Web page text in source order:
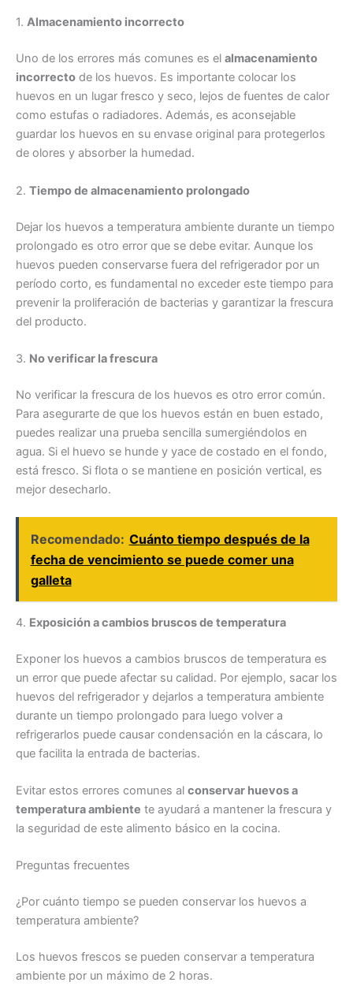
1. Almacenamiento incorrecto
Uno de los errores más comunes es el almacenamiento
incorrecto de los huevos. Es importante colocar los
huevos en un lugar fresco y seco, lejos de fuentes de calor
como estufas o radiadores. Además, es aconsejable
guardar los huevos en su envase original para protegerlos
de olores y absorber la humedad.
2. Tiempo de almacenamiento prolongado
Dejar los huevos a temperatura ambiente durante un tiempo
prolongado es otro error que se debe evitar. Aunque los
huevos pueden conservarse fuera del refrigerador por un
período corto, es fundamental no exceder este tiempo para
prevenir la proliferación de bacterias y garantizar la frescura
del producto.
3. No verificar la frescura
No verificar la frescura de los huevos es otro error común.
Para asegurarte de que los huevos están en buen estado,
puedes realizar una prueba sencilla sumergiéndolos en
agua. Si el huevo se hunde y yace de costado en el fondo,
está fresco. Si flota o se mantiene en posición vertical, es
mejor desecharlo.
Recomendado: Cuánto tiempo después de la
fecha de vencimiento se puede comer una
galleta
4. Exposición a cambios bruscos de temperatura
Exponer los huevos a cambios bruscos de temperatura es
un error que puede afectar su calidad. Por ejemplo, sacar los
huevos del refrigerador y dejarlos a temperatura ambiente
durante un tiempo prolongado para luego volver a
refrigerarlos puede causar condensación en la cáscara, lo
que facilita la entrada de bacterias.
Evitar estos errores comunes al conservar huevos a
temperatura ambiente te ayudará a mantener la frescura y
la seguridad de este alimento básico en la cocina.
Preguntas frecuentes
¿Por cuánto tiempo se pueden conservar los huevos a
temperatura ambiente?
Los huevos frescos se pueden conservar a temperatura
ambiente por un máximo de 2 horas.